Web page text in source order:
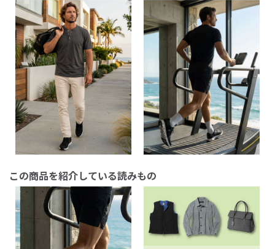
この商品を紹介している読みもの